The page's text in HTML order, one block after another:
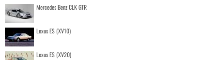
Mercedes Benz CLK GTR
Lexus ES (XV10)
Lexus ES (XV20)